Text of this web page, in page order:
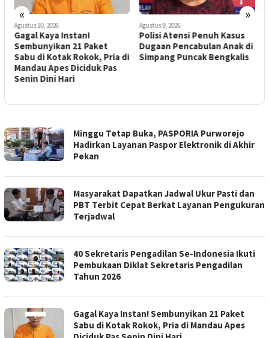
« »
Agustus 10, 2026
Gagal Kaya Instan!
Sembunyikan 21 Paket
Sabu di Kotak Rokok, Pria di
Mandau Apes Diciduk Pas
Senin Dini Hari
Agustus 9, 2026
Polisi Atensi Penuh Kasus
Dugaan Pencabulan Anak di
Simpang Puncak Bengkalis
RAKYAT
MERDEKA
NEWS
‎Minggu Tetap Buka, PASPORIA Purworejo
Hadirkan Layanan Paspor Elektronik di Akhir
Pekan
‎Masyarakat Dapatkan Jadwal Ukur Pasti dan
PBT Terbit Cepat Berkat Layanan Pengukuran
Terjadwal ‎
‎40 Sekretaris Pengadilan Se-Indonesia Ikuti
Pembukaan Diklat Sekretaris Pengadilan
Tahun 2026 ‎
Gagal Kaya Instan! Sembunyikan 21 Paket
Sabu di Kotak Rokok, Pria di Mandau Apes